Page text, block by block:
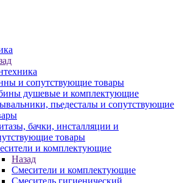
и сопутствующие товары
душевые и комплектующие
пьедесталы и сопутствующие
бачки, инсталляции и
товары
и комплектующие
Назад
Смесители и комплектующие
Смеситель гигиенический